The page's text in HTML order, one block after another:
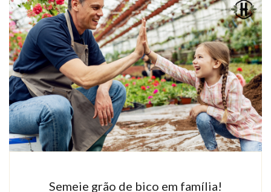
Semeie grão de bico em família!